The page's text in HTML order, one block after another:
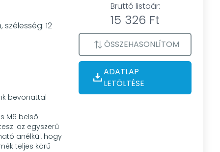
12
bevonattal
M6 belső
az egyszerű
anélkül, hogy
teljes körű
Bruttó listaár:
15 326 Ft
ÖSSZEHASONLÍTOM
ADATLAP
LETÖLTÉSE